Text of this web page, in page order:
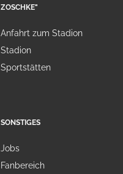
ZOSCHKE"
Anfahrt zum Stadion
Stadion
Sportstätten
SONSTIGES
Jobs
Fanbereich